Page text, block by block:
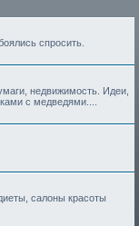
спросить.
недвижимость. Идеи,
с медведями....
салоны красоты